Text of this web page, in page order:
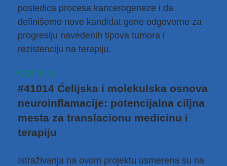
posledica procesa kancerogeneze i da
definišemo nove kandidat gene odgovorne za
progresiju navedenih tipova tumora i
rezistenciju na terapiju.
Opširnije...
#41014 Ćelijska i molekulska osnova
neuroinflamacije: potencijalna ciljna
mesta za translacionu medicinu i
terapiju
Istraživanja na ovom projektu usmerena su na